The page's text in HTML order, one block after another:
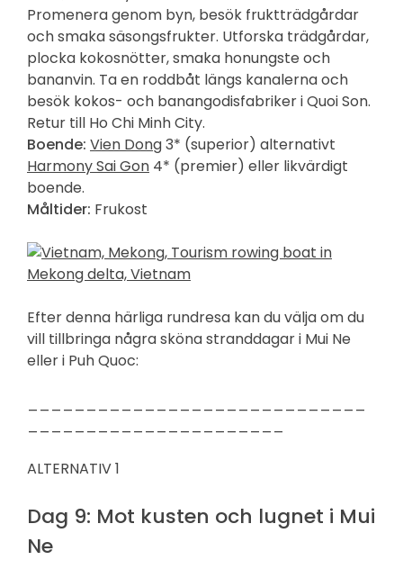
Promenera genom byn, besök fruktträdgårdar
och smaka säsongsfrukter. Utforska trädgårdar,
plocka kokosnötter, smaka honungste och
bananvin. Ta en roddbåt längs kanalerna och
besök kokos- och banangodisfabriker i Quoi Son.
Retur till Ho Chi Minh City.
Boende: Vien Dong3* (superior) alternativt
Harmony Sai Gon 4* (premier) eller likvärdigt
boende.
Måltider: Frukost
Efter denna härliga rundresa kan du välja om du
vill tillbringa några sköna stranddagar i Mui Ne
eller i Puh Quoc:
ALTERNATIV 1
Dag 9: Mot kusten och lugnet i Mui
Ne